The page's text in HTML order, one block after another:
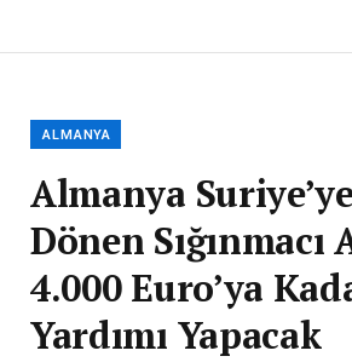
ALMANYA
Almanya
Dönen Sığınmacı
4.000 Euro’ya
Yardımı Yapacak